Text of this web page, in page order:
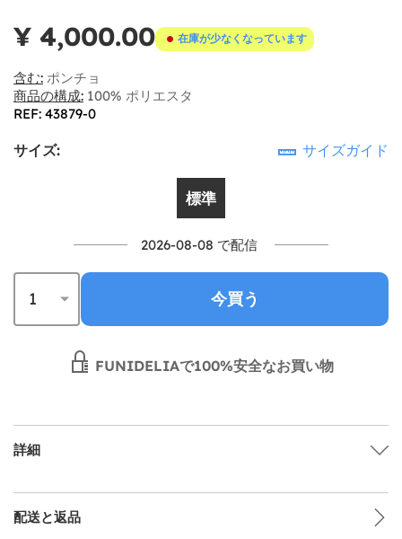
¥ 4,000.00 在庫が少なくなっています
含む: ポンチョ
商品の構成: 100% ポリエスタ
REF: 43879-0
サイズ: サイズガイド
標準
2026-08-08 で配信
今買う
FUNIDELIAで100%安全なお買い物
詳細
配送と返品